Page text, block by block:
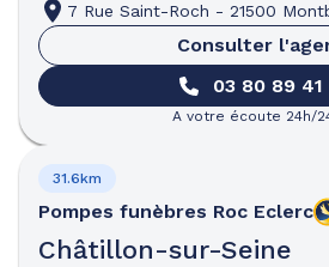
7 Rue Saint-Roch - 21500
Consulter
03 80 89 41
A votre écoute 24h/
Pompes funèbres Roc Eclerc
Châtillon-sur-Seine
31.6km